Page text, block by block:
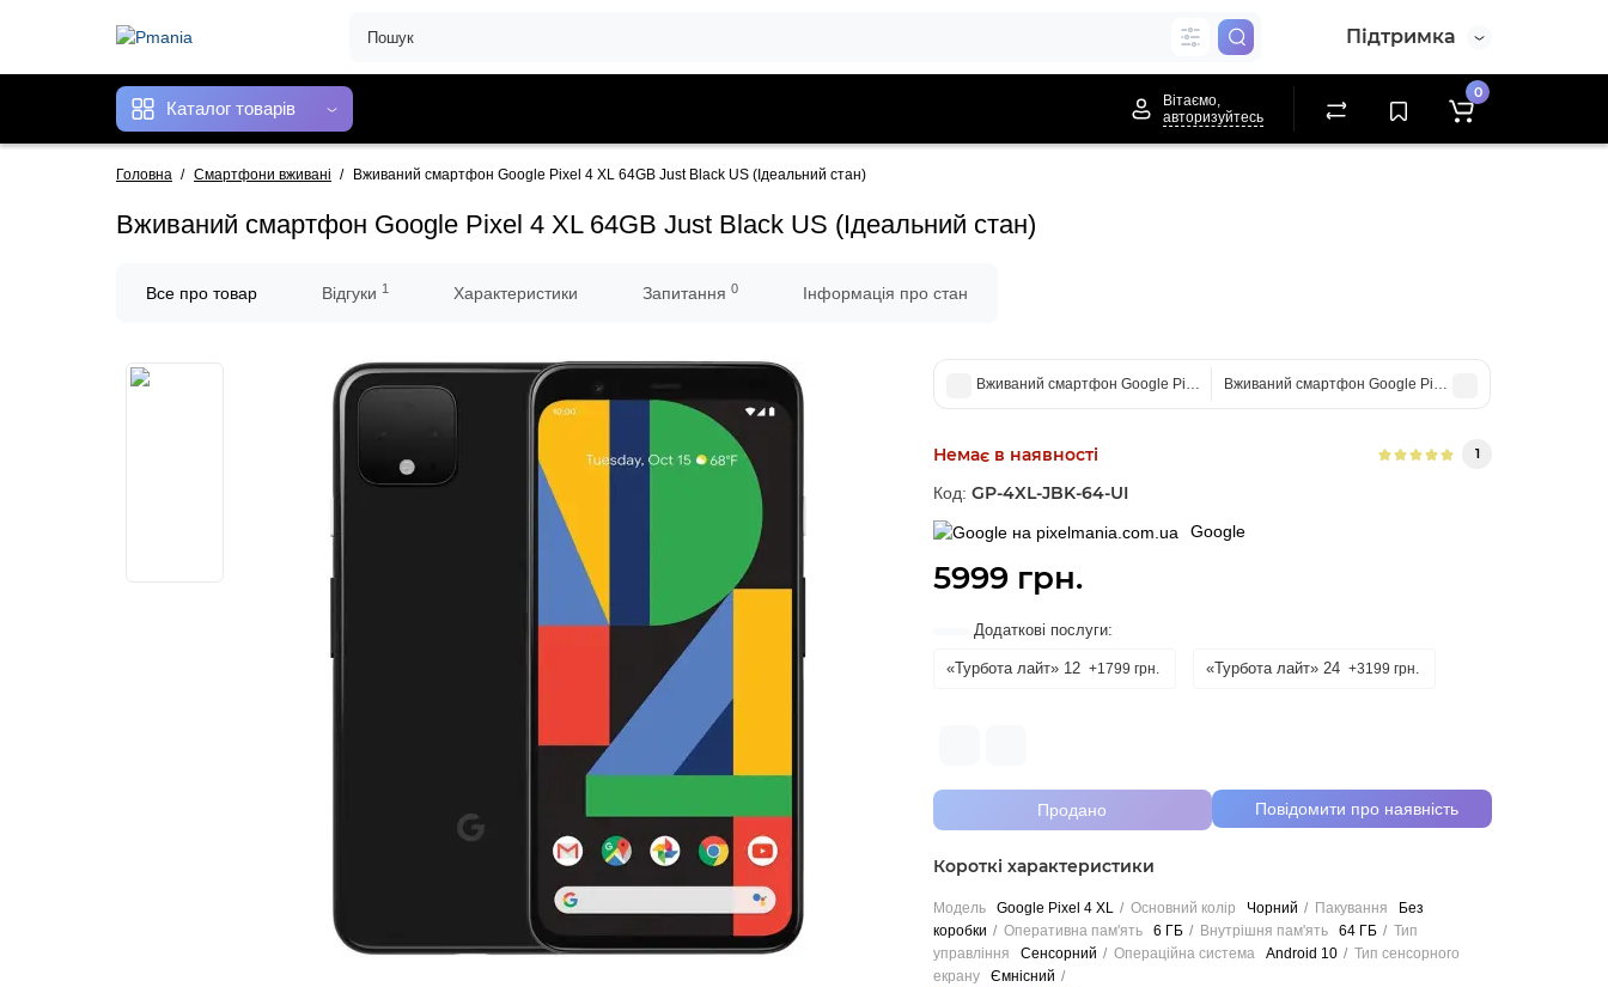
Підтримка
Каталог товарів
Вітаємо,
авторизуйтесь
0
Головна Смартфони вживані Вживаний смартфон Google Pixel 4 XL 64GB Just Black US (Ідеальний стан)
Вживаний смартфон Google Pixel 4 XL 64GB Just Black US (Ідеальний стан)
Все про товар Відгуки 1 Характеристики Запитання 0 Інформація про стан
Вживаний смартфон Google Pixel 6 128Gb Stormy Black GB7N6 US (Хороший стан)
Вживаний смартфон Google Pixel 5 8/128Gb Sorta Sage
Немає в наявності 1
Код: GP-4XL-JBK-64-UI
Google
5999 грн.
Додаткові послуги:
«Турбота лайт» 12 +1799 грн. «Турбота лайт» 24 +3199 грн.
Продано Повідомити про наявність
Короткі характеристики
Модель Google Pixel 4 XL Основний колір Чорний Пакування
Без
коробки
Оперативна пам'ять 6 ГБ Внутрішня пам'ять 64 ГБ
Тип
управління
Сенсорний Операційна система Android 10
Тип сенсорного
екрану
Ємнісний